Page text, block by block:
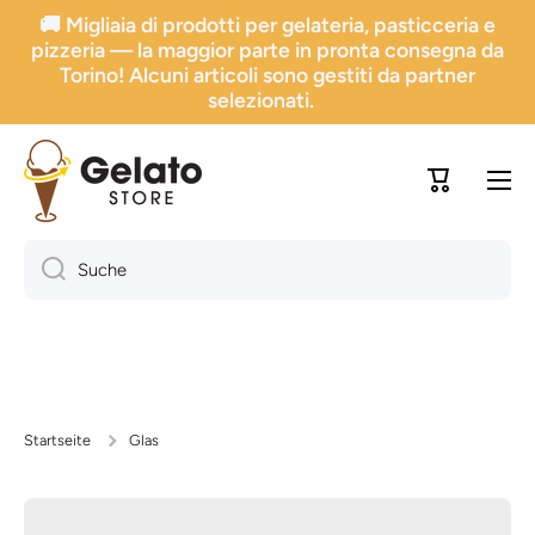
Direkt zum Inhalt gehen
🚚 Migliaia di prodotti per gelateria, pasticceria e
pizzeria — la maggior parte in pronta consegna da
Torino! Alcuni articoli sono gestiti da partner
selezionati.
Trolley
Suche
Startseite Glas